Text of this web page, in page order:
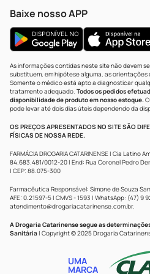
Baixe nosso APP
As informações contidas neste site não devem
substituem, em hipótese alguma, as
Somente o médico está apto a diagnosticar
tratamento adequado. Todos os pedidos
disponibilidade de produto em nosso estoque.
pode levar até dois dias úteis dependendo da
OS PREÇOS APRESENTADOS NO SITE SÃO
FÍSICAS DE NOSSA REDE.
FARMÁCIA DROGARIA CATARINENSE | Cia
84.683.481/0012-20 | End: Rua Coronel Pedro
| CEP: 88.075-300
Farmacêutica Responsável: Simone de Souza
AFE: 0.21597-5 | CMVS - 1593 | WhatsApp: (47) 9
atendimento@drogariacatarinense.com.br.
A Drogaria Catarinense segue as
Sanitária | Copyright © 2025 Drogaria
UMA
MARCA